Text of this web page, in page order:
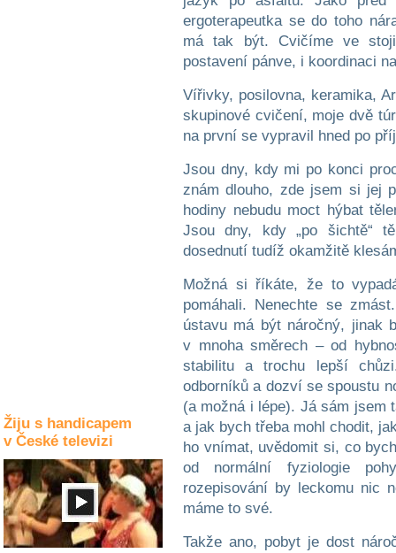
Žiju s handicapem
v České televizi
ergoterapeutka se do toho
má tak být. Cvičíme ve
postavení pánve, i koordinaci
Vířivky, posilovna, keramika,
skupinové cvičení, moje dvě
na první se vypravil hned po
Jsou dny, kdy mi po konci
znám dlouho, zde jsem si jej
hodiny nebudu moct hýbat
Jsou dny, kdy „po šichtě“
dosednutí tudíž okamžitě
Možná si říkáte, že to
pomáhali. Nenechte se
ústavu má být náročný, jinak
v mnoha směrech – od
stabilitu a trochu lepší
odborníků a dozví se spoustu
(a možná i lépe). Já sám jsem
a jak bych třeba mohl chodit,
ho vnímat, uvědomit si, co
od normální fyziologie
rozepisování by leckomu nic
máme to své.
Takže ano, pobyt je dost